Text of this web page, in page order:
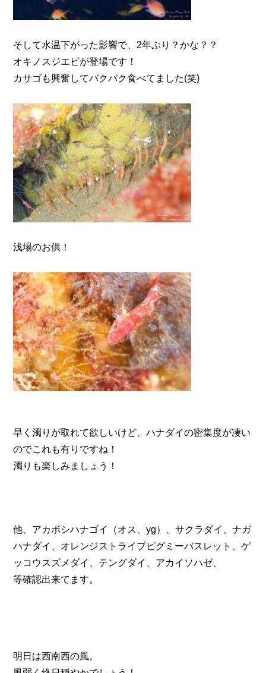
そして水温下がった影響で、2年ぶり？かな？？
オキノスジエビが登場です！
カサゴも興奮してバクバク食べてました(笑)
浅場のお供！
早く濁りが取れて欲しいけど、ハナダイの密集度が凄い
のでこれも有りですね！
濁りも楽しみましょう！
他、アカボシハナゴイ（オス、yg）、サクラダイ、ナガ
ハナダイ、オレンジストライプピグミーバスレット、ゲ
ッコウスズメダイ、テングダイ、アカイソハゼ、
等確認出来てます。
明日は西南西の風。